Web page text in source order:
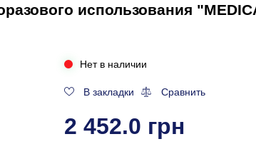
использования
Нет в наличии
В закладки Сравнить
2 452.0 грн